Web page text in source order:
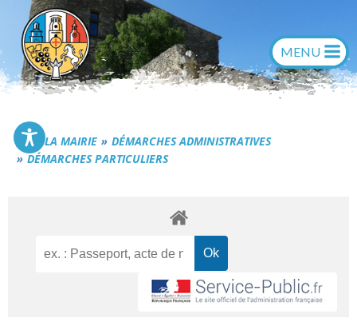
contenu
Commune de Générac
LA MAIRIE
DÉMARCHES ADMINISTRATIVES
DÉMARCHES PARTICULIERS